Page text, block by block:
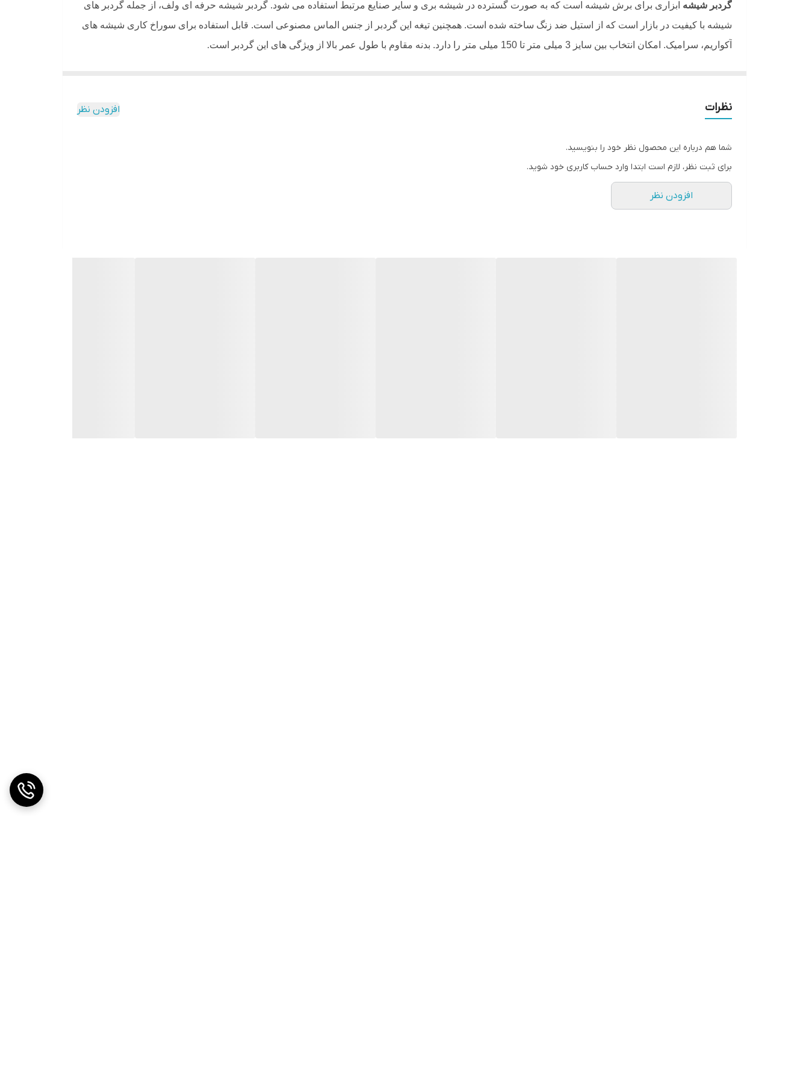
وزن 66 گرم گردبر شیشه ابزاری برای برش شیشه است که به صورت گسترده در شیشه بری و سایر صنایع مرتبط استفاده می شود. گردبر شیشه حرفه ای ولف، از جمله گردبر های
شیشه با کیفیت در بازار است که از استیل ضد زنگ ساخته شده است. همچنین تیغه این گردبر از جنس الماس مصنوعی است. قابل استفاده برای سوراخ کاری شیشه های
آکواریم، سرامیک. امکان انتخاب بین سایز 3 میلی متر تا 150 میلی متر را دارد. بدنه مقاوم با طول عمر بالا از ویژگی های این گردبر است
.
نظرات افزودن نظر
شما هم درباره این محصول نظر خود را بنویسید.
برای ثبت نظر، لازم است ابتدا وارد حساب کاربری خود شوید.
افزودن نظر